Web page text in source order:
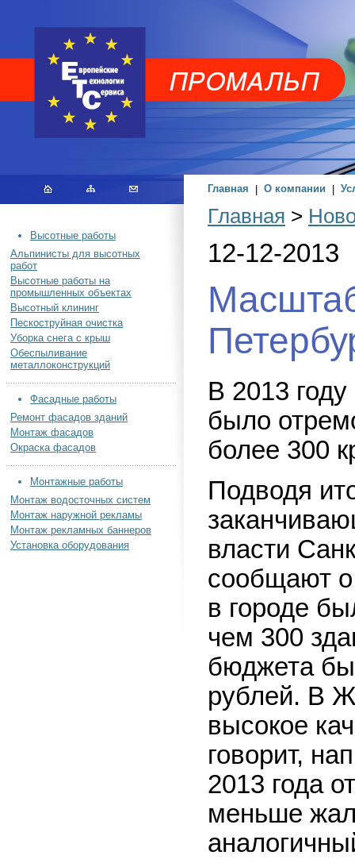
Главная О компании
Высотные работы
Альпинисты для высотных
работ
Высотные работы на
промышленных объектах
Высотный клининг
Пескоструйная очистка
Уборка снега с крыш
Обеспыливание
металлоконструкций
Фасадные работы
Ремонт фасадов зданий
Монтаж фасадов
Окраска фасадов
Монтажные работы
Монтаж водосточных систем
Монтаж наружной рекламы
Монтаж рекламных баннеров
Установка оборудования
Главная >
12-12-2013
В 2013
было
более 300
Подводя
власти
сообщают
в городе
чем 300
бюджета
рублей. В
высокое
говорит,
2013 года
меньше